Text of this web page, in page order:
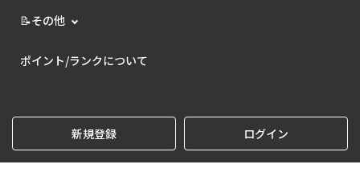
📝その他
ポイント/ランクについて
新規登録 ログイン